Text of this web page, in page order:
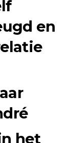
en
het